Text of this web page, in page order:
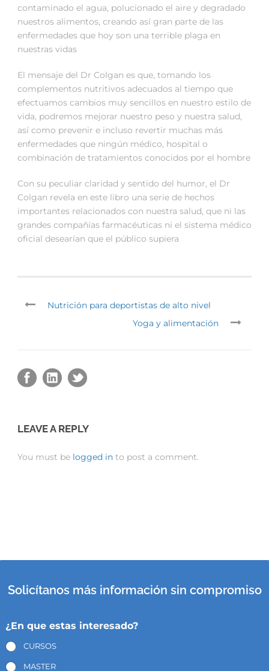
contaminado el agua, polucionado el aire y degradado
nuestros alimentos, creando así gran parte de las
enfermedades que hoy son una terrible plaga en
nuestras vidas
El mensaje del Dr Colgan es que, tomando los
complementos nutritivos adecuados al tiempo que
efectuamos cambios muy sencillos en nuestro estilo de
vida, podremos mejorar nuestro peso y nuestra salud,
así como prevenir e incluso revertir muchas más
enfermedades que ningún médico, hospital o
combinación de tratamientos conocidos por el hombre
Con su peculiar claridad y sentido del humor, el Dr
Colgan revela en este libro una serie de hechos
importantes relacionados con nuestra salud, que ni las
grandes compañías farmacéuticas ni el sistema médico
oficial desearían que el público supiera
Nutrición para deportistas de alto nivel
Yoga y alimentación
LEAVE A REPLY
You must be logged in to post a comment.
Solicítanos más información sin compromiso
¿En que estas interesado?
CURSOS
MASTER